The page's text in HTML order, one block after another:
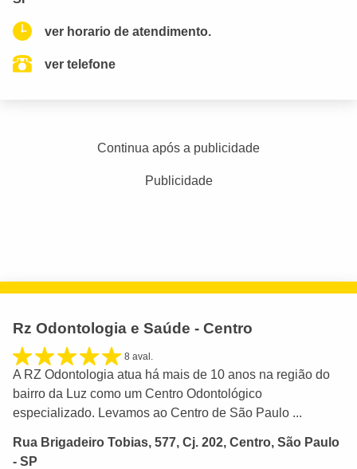
ver horario de atendimento.
ver telefone
Continua após a publicidade
Publicidade
Rz Odontologia e Saúde - Centro
8 aval.
A RZ Odontologia atua há mais de 10 anos na região do
bairro da Luz como um Centro Odontológico
especializado. Levamos ao Centro de São Paulo ...
Rua Brigadeiro Tobias, 577, Cj. 202, Centro, São Paulo
- SP